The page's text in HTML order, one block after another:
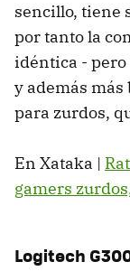
sencillo, tiene
por tanto la
idéntica -
y además
para zurdos,
En Xataka |
gamers
Logitech